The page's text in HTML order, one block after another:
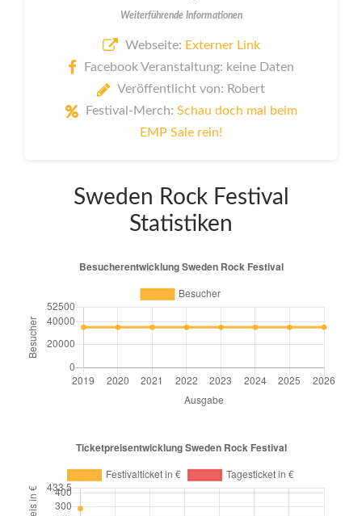
Weiterführende Informationen
Webseite: Externer Link
Facebook Veranstaltung: keine Daten
Veröffentlicht von: Robert
Festival-Merch: Schau doch mal beim
EMP Sale rein!
Sweden Rock Festival
Statistiken